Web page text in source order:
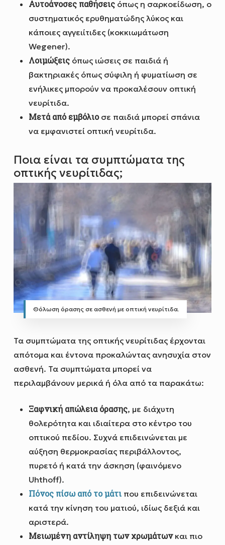
Αυτοάνοσες παθήσειςόπως η σαρκοείδωση, ο
συστηματικός ερυθηματώδης λύκος και
κάποιες αγγειίτιδες (κοκκιωμάτωση
Wegener).
Λοιμώξειςόπως ιώσεις σε παιδιά ή
βακτηριακές όπως σύφιλη ή φυματίωση σε
ενήλικες μπορούν να προκαλέσουν οπτική
νευρίτιδα.
Μετά από εμβόλιοσε παιδιά μπορεί σπάνια
να εμφανιστεί οπτική νευρίτιδα.
Ποια είναι τα συμπτώματα της
οπτικής νευρίτιδας;
Θόλωση όρασης σε ασθενή με οπτική νευρίτιδα.
Τα συμπτώματα της οπτικής νευρίτιδας έρχονται
απότομα και έντονα προκαλώντας ανησυχία στον
ασθενή. Τα συμπτώματα μπορεί να
περιλαμβάνουν μερικά ή όλα από τα παρακάτω:
Ξαφνική απώλεια όρασης, με διάχυτη
θολερότητα και ιδιαίτερα στο κέντρο του
οπτικού πεδίου. Συχνά επιδεινώνεται με
αύξηση θερμοκρασίας περιβάλλοντος,
πυρετό ή κατά την άσκηση (φαινόμενο
Uhthoff).
Πόνος πίσω από το μάτιπου επιδεινώνεται
κατά την κίνηση του ματιού, ιδίως δεξιά και
αριστερά.
Μειωμένη αντίληψη των χρωμάτων και πιο